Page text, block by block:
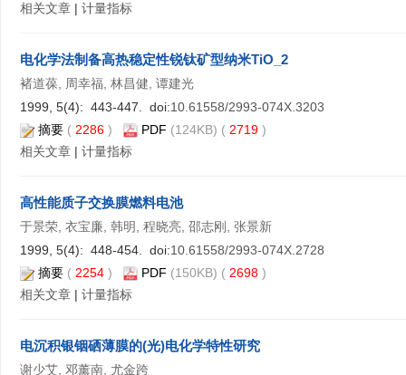
相关文章 | 计量指标
电化学法制备高热稳定性锐钛矿型纳米TiO_2
褚道葆, 周幸福, 林昌健, 谭建光
1999, 5(4): 443-447. doi:10.61558/2993-074X.3203
摘要 ( 2286 ) PDF (124KB) ( 2719 )
相关文章 | 计量指标
高性能质子交换膜燃料电池
于景荣, 衣宝廉, 韩明, 程晓亮, 邵志刚, 张景新
1999, 5(4): 448-454. doi:10.61558/2993-074X.2728
摘要 ( 2254 ) PDF (150KB) ( 2698 )
相关文章 | 计量指标
电沉积银铟硒薄膜的(光)电化学特性研究
谢少艾, 邓薰南, 尤金跨